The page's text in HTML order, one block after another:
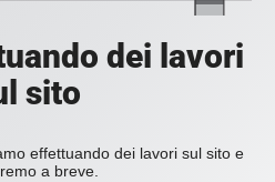
dei lavori
sito
effettuando dei lavori sul sito e
a breve.